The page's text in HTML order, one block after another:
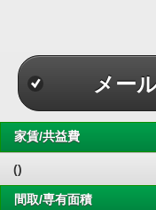
メー
家賃/共益費
()
間取/専有面積